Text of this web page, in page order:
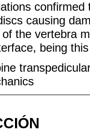
causing
the vertebra
being